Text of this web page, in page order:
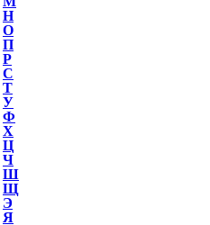
Н
О
П
Р
С
Т
У
Ф
Х
Ц
Ч
Ш
Щ
Э
Я